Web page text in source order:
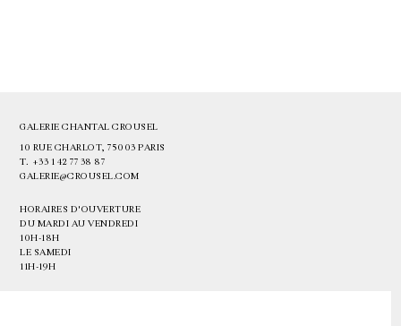
GALERIE CHANTAL CROUSEL
10 RUE CHARLOT, 75003 PARIS
T. +33 1 42 77 38 87
GALERIE@CROUSEL.COM
HORAIRES D'OUVERTURE
DU MARDI AU VENDREDI
10H-18H
LE SAMEDI
11H-19H